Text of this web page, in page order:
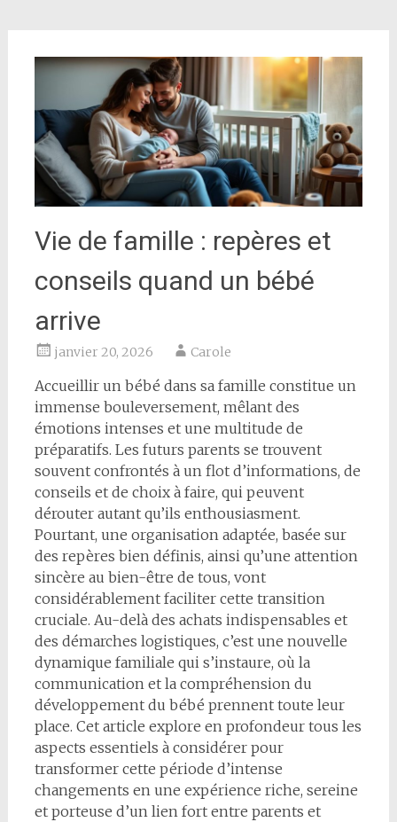
Vie de famille : repères et
conseils quand un bébé
arrive
janvier 20, 2026 Carole
Accueillir un bébé dans sa famille constitue un
immense bouleversement, mêlant des
émotions intenses et une multitude de
préparatifs. Les futurs parents se trouvent
souvent confrontés à un flot d’informations, de
conseils et de choix à faire, qui peuvent
dérouter autant qu’ils enthousiasment.
Pourtant, une organisation adaptée, basée sur
des repères bien définis, ainsi qu’une attention
sincère au bien-être de tous, vont
considérablement faciliter cette transition
cruciale. Au-delà des achats indispensables et
des démarches logistiques, c’est une nouvelle
dynamique familiale qui s’instaure, où la
communication et la compréhension du
développement du bébé prennent toute leur
place. Cet article explore en profondeur tous les
aspects essentiels à considérer pour
transformer cette période d’intense
changements en une expérience riche, sereine
et porteuse d’un lien fort entre parents et